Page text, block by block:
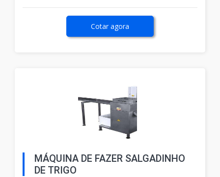
Cotar agora
MÁQUINA DE FAZER SALGADINHO
DE TRIGO